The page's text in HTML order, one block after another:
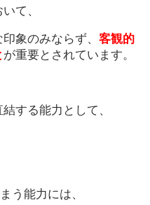
て、
象のみならず、 客観的
が重要とされています。
する能力として、
う能力には、